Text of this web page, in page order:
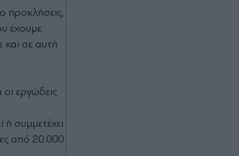
προκλήσεις,
έχουμε
και σε αυτή
εργώδεις
ή συμμετέχει
από 20.000